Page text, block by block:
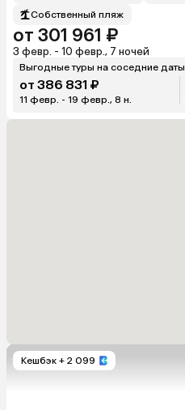
Собственный пляж
от 301 961 ₽
3 февр. - 10 февр., 7 ночей
Выгодные туры на соседние даты
от 386 831 ₽
11 февр. - 19 февр., 8 н.
Кешбэк + 2 099